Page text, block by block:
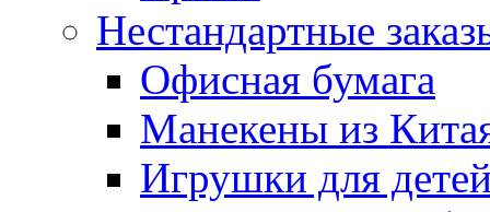
Нестандартные
Офисная бумага
Манекены из
Игрушки для